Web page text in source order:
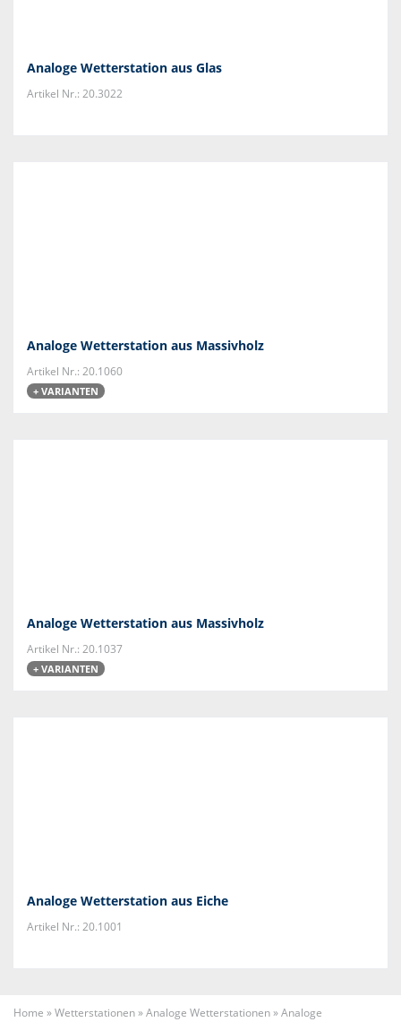
Analoge Wetterstation aus Glas
Artikel Nr.: 20.3022
Analoge Wetterstation aus Massivholz
Artikel Nr.: 20.1060
+ VARIANTEN
Analoge Wetterstation aus Massivholz
Artikel Nr.: 20.1037
+ VARIANTEN
Analoge Wetterstation aus Eiche
Artikel Nr.: 20.1001
Home »Wetterstationen»Analoge Wetterstationen»Analoge